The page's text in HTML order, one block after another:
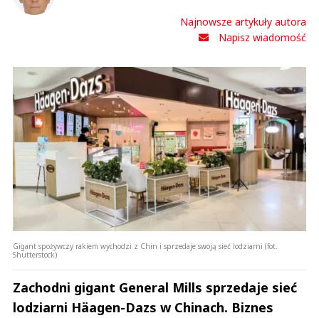
Najnowsze artykuły autora
Napisz wiadomość
Gigant spożywczy rakiem wychodzi z Chin i sprzedaje swoją sieć lodziarni (fot.
Shutterstock)
Zachodni gigant General Mills sprzedaje sieć
lodziarni Häagen-Dazs w Chinach. Biznes